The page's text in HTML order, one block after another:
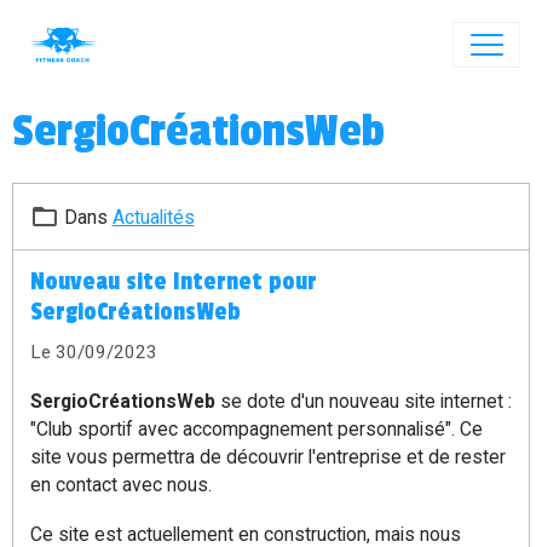
SergioCréationsWeb
Dans Actualités
Nouveau site Internet pour
SergioCréationsWeb
Le 30/09/2023
SergioCréationsWebse dote d'un nouveau site internet :
"Club sportif avec accompagnement personnalisé". Ce
site vous permettra de découvrir l'entreprise et de rester
en contact avec nous.
Ce site est actuellement en construction, mais nous